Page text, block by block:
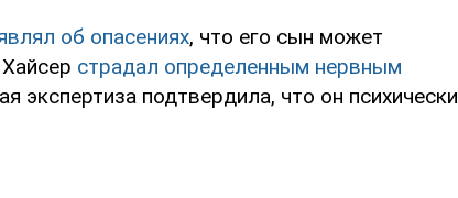
об опасениях, что его сын может
страдал определенным нервным
экспертиза подтвердила, что он психически